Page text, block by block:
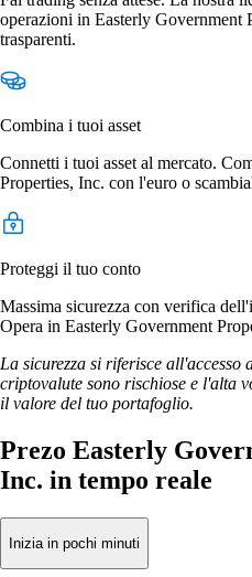
operazioni in Easterly Government
trasparenti.
Combina i tuoi asset
Connetti i tuoi asset al mercato.
Properties, Inc. con l'euro o
Proteggi il tuo conto
Massima sicurezza con verifica
Opera in Easterly Government
La sicurezza si riferisce all'accesso
criptovalute sono rischiose e l'alta
il valore del tuo portafoglio.
Prezo Easterly
Inc. in tempo reale
Inizia in pochi minuti